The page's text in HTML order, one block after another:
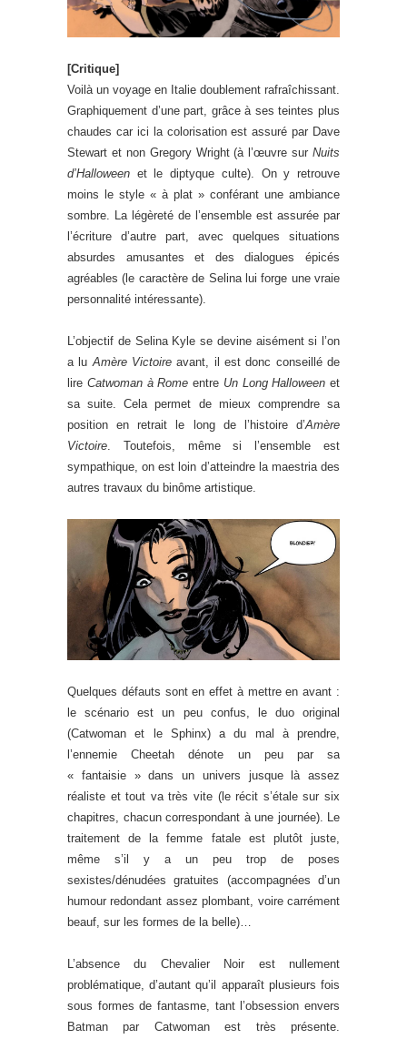
[Critique]
Voilà un voyage en Italie doublement rafraîchissant.
Graphiquement d’une part, grâce à ses teintes plus
chaudes car ici la colorisation est assuré par Dave
Stewart et non Gregory Wright (à l’œuvre sur Nuits
d’Halloween et le diptyque culte). On y retrouve
moins le style « à plat » conférant une ambiance
sombre. La légèreté de l’ensemble est assurée par
l’écriture d’autre part, avec quelques situations
absurdes amusantes et des dialogues épicés
agréables (le caractère de Selina lui forge une vraie
personnalité intéressante).
L’objectif de Selina Kyle se devine aisément si l’on
a lu Amère Victoire avant, il est donc conseillé de
lire Catwoman à Rome entre Un Long Halloween et
sa suite. Cela permet de mieux comprendre sa
position en retrait le long de l’histoire d’Amère
Victoire . Toutefois, même si l’ensemble est
sympathique, on est loin d’atteindre la maestria des
autres travaux du binôme artistique.
Quelques défauts sont en effet à mettre en avant :
le scénario est un peu confus, le duo original
(Catwoman et le Sphinx) a du mal à prendre,
l’ennemie Cheetah dénote un peu par sa
« fantaisie » dans un univers jusque là assez
réaliste et tout va très vite (le récit s’étale sur six
chapitres, chacun correspondant à une journée). Le
traitement de la femme fatale est plutôt juste,
même s’il y a un peu trop de poses
sexistes/dénudées gratuites (accompagnées d’un
humour redondant assez plombant, voire carrément
beauf, sur les formes de la belle)…
L’absence du Chevalier Noir est nullement
problématique, d’autant qu’il apparaît plusieurs fois
sous formes de fantasme, tant l’obsession envers
Batman par Catwoman est très présente.